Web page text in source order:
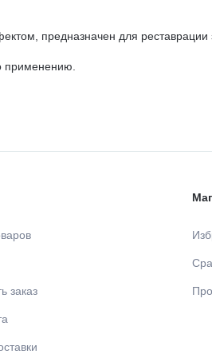
предназначен для реставрации
применению.
заказ